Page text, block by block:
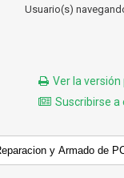
Usuario(s)
Ver la
Suscribirse a